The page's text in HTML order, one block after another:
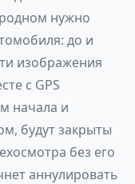
нужно
до и
изображения
с GPS
начала и
будут закрыты
без его
аннулировать